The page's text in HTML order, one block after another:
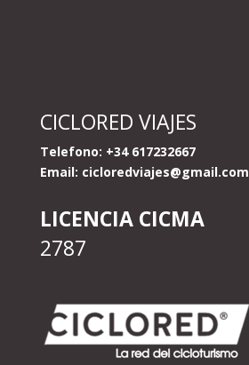
CICLORED VIAJES
Telefono: +34 617232667
Email: cicloredviajes@gmail.com
LICENCIA CICMA
2787